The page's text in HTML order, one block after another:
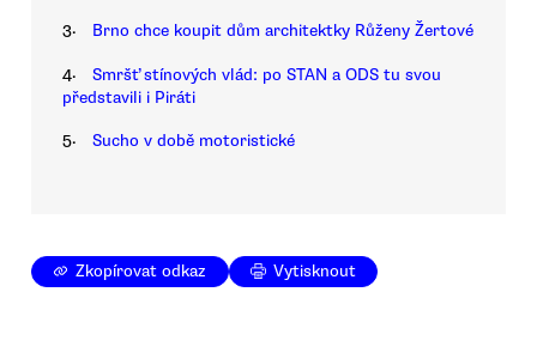
3. Brno chce koupit dům architektky Růženy Žertové
4.
Smršť stínových vlád: po STAN a ODS tu svou
představili i Piráti
5. Sucho v době motoristické
Zkopírovat odkaz Vytisknout